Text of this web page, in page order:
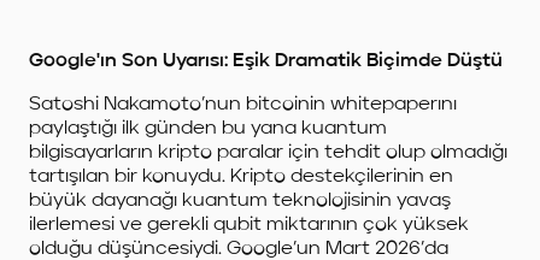
Google'ın Son Uyarısı: Eşik Dramatik Biçimde Düştü
Satoshi Nakamoto’nun bitcoinin whitepaperını
paylaştığı ilk günden bu yana kuantum
bilgisayarların kripto paralar için tehdit olup olmadığı
tartışılan bir konuydu. Kripto destekçilerinin en
büyük dayanağı kuantum teknolojisinin yavaş
ilerlemesi ve gerekli qubit miktarının çok yüksek
olduğu düşüncesiydi. Google’un Mart 2026’da